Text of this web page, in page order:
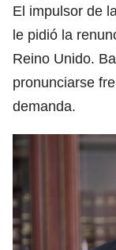
El impulsor de
le pidió la
Reino Unido.
pronunciarse
demanda.